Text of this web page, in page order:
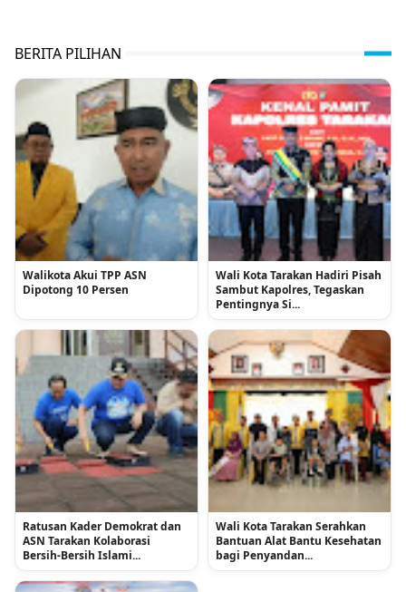
BERITA PILIHAN
Walikota Akui TPP ASN
Dipotong 10 Persen
Wali Kota Tarakan Hadiri Pisah
Sambut Kapolres, Tegaskan
Pentingnya Si...
Ratusan Kader Demokrat dan
ASN Tarakan Kolaborasi
Bersih-Bersih Islami...
Wali Kota Tarakan Serahkan
Bantuan Alat Bantu Kesehatan
bagi Penyandan...